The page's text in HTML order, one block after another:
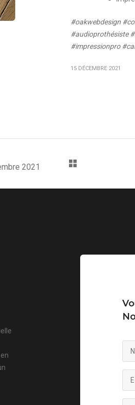
#oakwebdesign
#audioprothésiste
#impressionpro
15 DÉCEMBRE 2021
2021